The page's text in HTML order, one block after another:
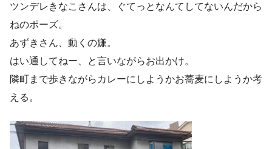
ツンデレきなこさんは、ぐてっとなんてしてないんだから
ねのポーズ。
あずきさん、動くの嫌。
はい通してねー、と言いながらお出かけ。
隣町まで歩きながらカレーにしようかお蕎麦にしようか考
える。